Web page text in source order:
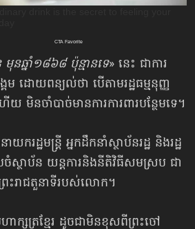
នឆ្នាំ១៨៦៨ ប៉ុន្មានទេ» នេះ ជាការ
ោយពន្យល់ថា បើតាមរដ្ឋធម្មនុញ្ញ
យ មិនចាំបាច់មានការការពារបន្ថែមទេ។
រដ្ឋមន្ត្រី អ្នកដឹកនាំស្ថាប័នរដ្ឋ និងរដ្ឋ
ចំស្ថាប័ន យន្តការនិងនីតិវិធីសមស្រប ជា
រះរាជតួនាទីរបស់លោក។
ហាក្សត្រខ្មែរ ដូចជាមិនខុសពីព្រះចៅ